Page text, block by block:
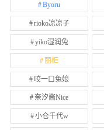
Byoru
rioko凉凉子
yiko湿润兔
丽柜
咬一口兔娘
奈汐酱Nice
小仓千代w